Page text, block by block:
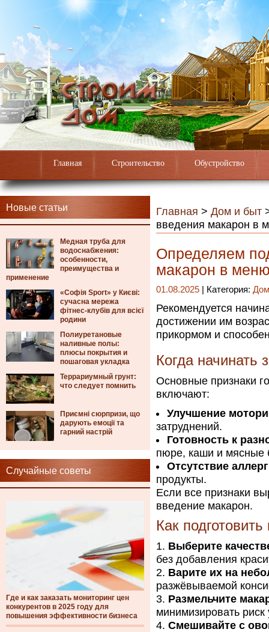
Главная Строительство Обустройство
Новые статьи
Медная труба для
водоснабжения:
особенности,
преимущества и
применение
«Софія Sport» у Києві:
сучасна мережа
фітнес-клубів для всієї
родини
Полиуретановые
наливные полы:
плюсы покрытия и
пошаговая укладка
Террариумный грунт:
что следует помнить
Приємні сюрпризи, що
дарують емоції та
гарний настрій
Случайные советы
Где и как заказать мониторинг цен
конкурентов в 2025 году для
повышения эффективности бизнеса
Главная > Дом и быт
введения макарон в
Определяем
макарон в
01.08.2025 | Категория:
Рекомендуется
достижении им
прикормом и
Когда начинать
Основные признаки
включают:
Улучшение
затруднений.
Готовность к
пюре, каши и мясные
Отсутствие
продукты.
Если все признаки
введение макарон.
Как
Выберите
без добавления
Варите их на
разжёвываемой
Размельчите
минимизировать риск
Смешивайте с